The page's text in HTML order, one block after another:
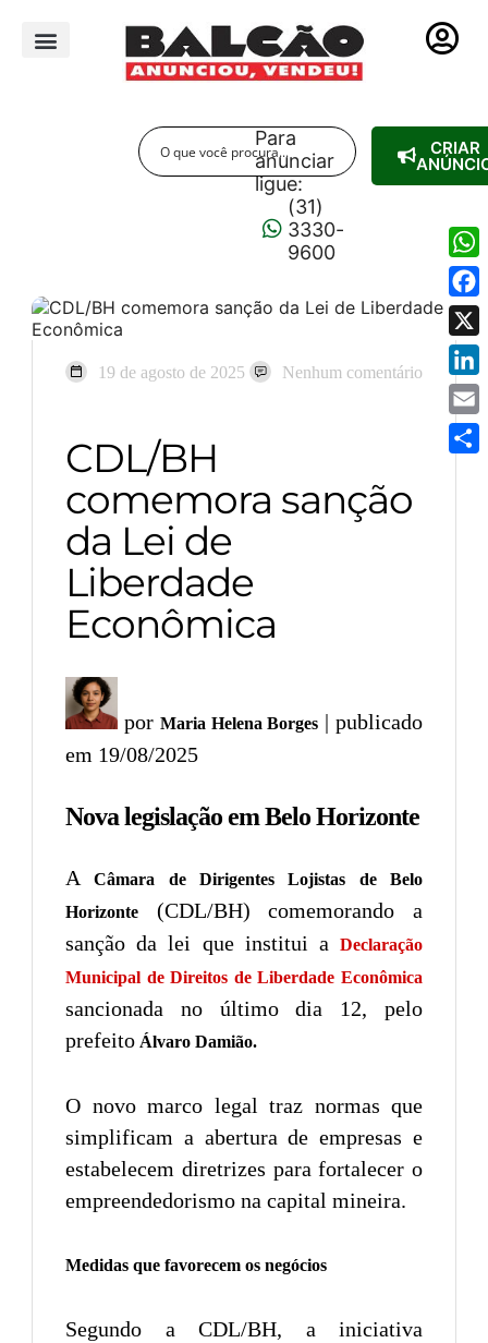
Para
anunciar
ligue:
(31)
3330-
9600
CRIAR
19 de agosto de 2025 Nenhum comentário
CDL/BH
comemora sanção
da Lei de
Liberdade
Econômica
por Maria Helena Borges | publicado
em 19/08/2025
Nova legislação em Belo Horizonte
ACâmara de Dirigentes Lojistas de Belo
Horizonte
(CDL/BH) comemorando a
sanção da lei que institui a
Declaração
Municipal de Direitos de Liberdade Econômica
sancionada no último dia 12, pelo
prefeito Álvaro Damião.
O novo marco legal traz normas que
simplificam a abertura de empresas e
estabelecem diretrizes para fortalecer o
empreendedorismo na capital mineira.
Medidas que favorecem os negócios
Segundo a CDL/BH, a iniciativa
X